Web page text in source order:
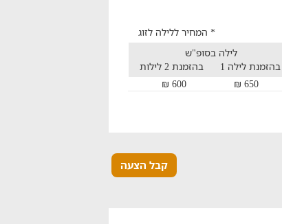
* המחיר ללילה לזוג
לילה בסופ"ש
בהזמנת לילה 1
בהזמנת 2 לילות
650 ₪
600 ₪
קבל הצעה